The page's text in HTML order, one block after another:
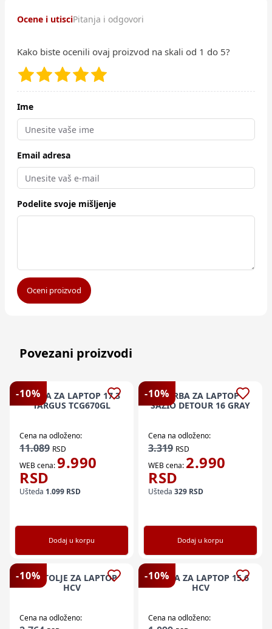
Ocene i utisciPitanja i odgovori
Kako biste ocenili ovaj proizvod na skali od 1 do 5?
Ime
Email adresa
Podelite svoje mišljenje
Oceni proizvod
Povezani proizvodi
-10%
TORBA ZA LAPTOP 17.3
TARGUS TCG670GL
Cena na odloženo:
11.089 RSD
WEB cena:9.990
RSD
Ušteda 1.099 RSD
Dodaj u korpu
-10%
TORBA ZA LAPTOP
SAZIO DETOUR 16 GRAY
Cena na odloženo:
3.319 RSD
WEB cena: 2.990
RSD
Ušteda 329 RSD
Dodaj u korpu
-10%
POSTOLJE ZA LAPTOP
HCV
Cena na odloženo:
-10%
TORBA ZA LAPTOP 15.6
HCV
Cena na odloženo: